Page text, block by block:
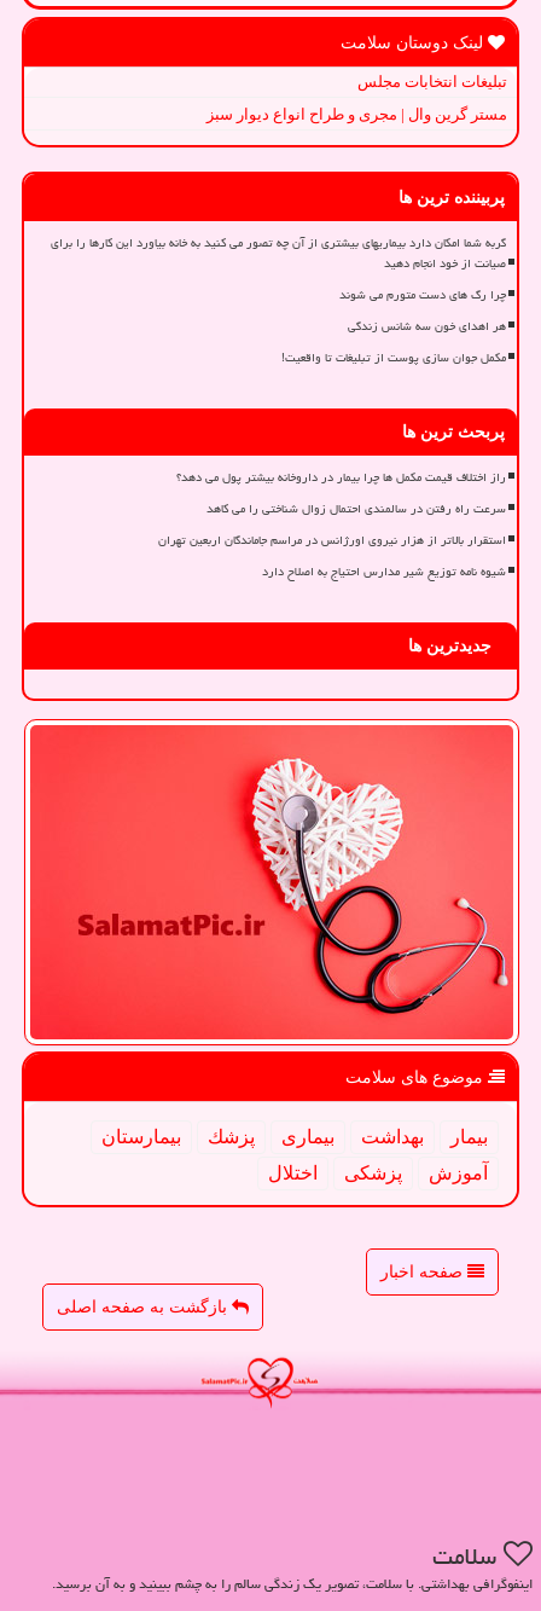
لینک دوستان سلامت
تبلیغات انتخابات مجلس
مستر گرین وال | مجری و طراح انواع دیوار سبز
پربیننده ترین ها
گربه شما امکان دارد بیماریهای بیشتری از آن چه تصور می کنید به خانه بیاورد این کارها را برای
صیانت از خود انجام دهید
چرا رگ های دست متورم می شوند
هر اهدای خون سه شانس زندگی
مکمل جوان سازی پوست از تبلیغات تا واقعیت!
پربحث ترین ها
راز اختلاف قیمت مکمل ها چرا بیمار در داروخانه بیشتر پول می دهد؟
سرعت راه رفتن در سالمندی احتمال زوال شناختی را می کاهد
استقرار بالاتر از هزار نیروی اورژانس در مراسم جاماندگان اربعین تهران
شیوه نامه توزیع شیر مدارس احتیاج به اصلاح دارد
جدیدترین ها
موضوع های سلامت
بیمار بهداشت بیماری پزشك
بیمارستان
آموزش
پزشكی اختلال
صفحه اخبار
بازگشت به صفحه اصلی
سلامت
اینفوگرافی بهداشتی. با سلامت، تصویر یک زندگی سالم را به چشم ببینید و به آن برسید.